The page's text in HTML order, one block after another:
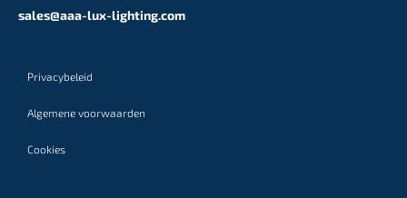
sales@aaa-lux-lighting.com
Privacybeleid
Algemene voorwaarden
Cookies